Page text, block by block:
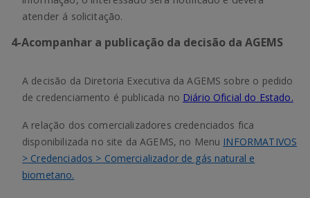
atender á solicitação.
4-Acompanhar a publicação da decisão da AGEMS
A decisão da Diretoria Executiva da AGEMS sobre o pedido
de credenciamento é publicada no Diário Oficial do Estado.
A relação dos comercializadores credenciados fica
disponibilizada no site da AGEMS, no Menu INFORMATIVOS
> Credenciados > Comercializador de gás natural e
biometano.